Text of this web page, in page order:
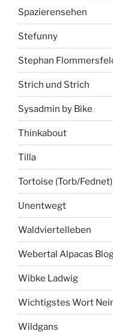
Spazierensehen
Stefunny
Stephan
Strich und Strich
Sysadmin by Bike
Thinkabout
Tilla
Tortoise (Torb/Fednet)
Unentwegt
Waldviertelleben
Webertal Alpacas
Wibke Ladwig
Wichtigstes Wort
Wildgans